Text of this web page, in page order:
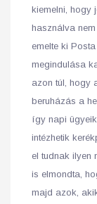
kiemelni, hogy
használva
emelte ki
megindulása
azon túl, hogy
beruházás a
így napi
intézhetik
el tudnak ilyen
is elmondta,
majd azok,